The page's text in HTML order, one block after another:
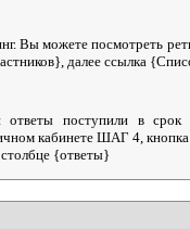
Вы можете посмотреть
далее ссылка
ответы поступили в
кабинете ШАГ 4,
{ответы}